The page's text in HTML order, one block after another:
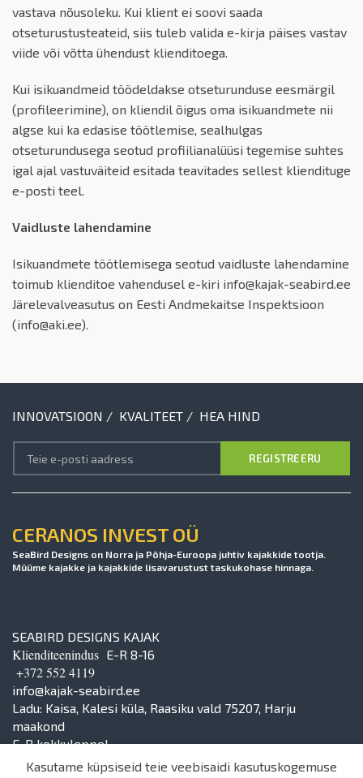
vastava nõusoleku. Kui klient ei soovi saada
otseturustusteateid, siis tuleb valida e-kirja päises vastav
viide või võtta ühendust klienditoega.
Kui isikuandmeid töödeldakse otseturunduse eesmärgil
(profileerimine), on kliendil õigus oma isikuandmete nii
algse kui ka edasise töötlemise, sealhulgas
otseturundusega seotud profiilianalüüsi tegemise suhtes
igal ajal vastuväiteid esitada teavitades sellest kliendituge
e-posti teel.
Vaidluste lahendamine
Isikuandmete töötlemisega seotud vaidluste lahendamine
toimub klienditoe vahendusel e-kiri info@kajak-seabird.ee
Järelevalveasutus on Eesti Andmekaitse Inspektsioon
(info@aki.ee).
INNOVATSIOON / KVALITEET / HEA HIND
CERANOS INVEST OÜ
SeaBird Designs on Norra ja Põhja-Euroopa juhtiv kajakkide tootja.
Müüme kajakke ja kajakkide lisavarustust taskukohase hinnaga.
SEABIRD DESIGNS KAJAK
Klienditeenindus E-R 8-16
+372 552 4119
info@kajak-seabird.ee
Ladu: Kaisa, Kalesi küla, Raasiku vald 75207, Harju
maakond
E-R kokkuleppel
Kasutame küpsiseid teie veebisaidi kasutuskogemuse